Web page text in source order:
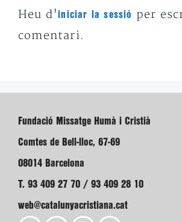
Heu d'iniciar la sessió
per
comentari.
Fundació Missatge Humà i Cristià
Comtes de Bell-lloc, 67-69
08014 Barcelona
T. 93 409 27 70 / 93 409 28 10
web@catalunyacristiana.cat